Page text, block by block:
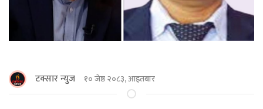
टक्सार न्युज १० जेष्ठ २०८३, आइतबार